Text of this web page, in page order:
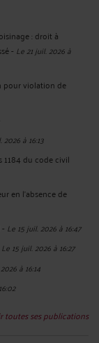
: droit à
- Le 21 juil. 2026 à
pour violation de
2026 à 16:13
du code civil
en l'absence de
- Le 15 juil. 2026 à 16:47
Le 15 juil. 2026 à 16:27
à 16:14
toutes ses publications